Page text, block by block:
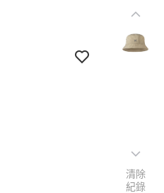
清除
紀錄